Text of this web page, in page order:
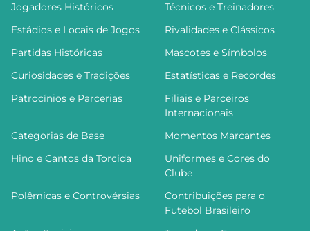
Jogadores Históricos
Técnicos e Treinadores
Estádios e Locais de Jogos
Rivalidades e Clássicos
Partidas Históricas
Mascotes e Símbolos
Curiosidades e Tradições
Estatísticas e Recordes
Patrocínios e Parcerias
Filiais e Parceiros
Internacionais
Categorias de Base
Momentos Marcantes
Hino e Cantos da Torcida
Uniformes e Cores do
Clube
Polêmicas e Controvérsias
Contribuições para o
Futebol Brasileiro